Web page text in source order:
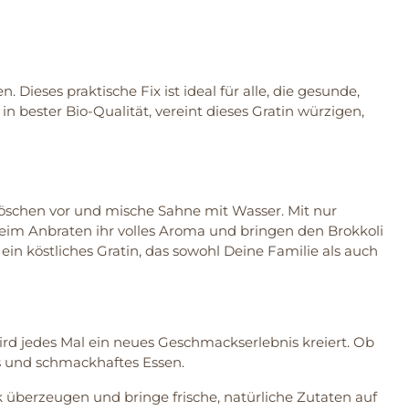
Dieses praktische Fix ist ideal für alle, die gesunde,
bester Bio-Qualität, vereint dieses Gratin würzigen,
vor und mische Sahne mit Wasser. Mit nur
Anbraten ihr volles Aroma und bringen den Brokkoli
köstliches Gratin, das sowohl Deine Familie als auch
jedes Mal ein neues Geschmackserlebnis kreiert. Ob
schmackhaftes Essen.
und bringe frische, natürliche Zutaten auf